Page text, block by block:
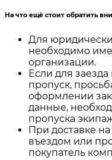
На что ещё стоит обратить
Для
необходимо
организации.
Если для
пропуск,
оформлении
данные,
пропуска
При доставке
въездом или
покупатель